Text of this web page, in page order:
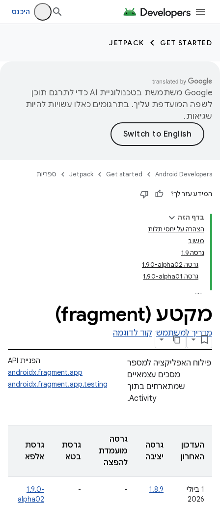
היכנס
GET STARTED
JETPACK
‫Google משתמשת בטכנולוגיית AI כדי לתרגם תוכן
לשפה המועדפת עליך. בתרגומים כאלו עשויות להיות
שגיאות.
Android Developers
Get started
Jetpack ספריות
המידע עזר לך?
בדף הזה
הצהרה על יחסי תלות
משוב
גרסה 1.9
גרסה ‎1.9.0-alpha02
גרסה ‎1.9.0-alpha01
מקטע (fragment)
מדריך למשתמש קוד לדוגמה
הפניית API
androidx.fragment.app
androidx.fragment.app.testing
פילוח האפליקציה למספר
מסכים עצמאיים
שמתארחים בתוך
Activity.
העדכון
האחרון
גרסה
יציבה
גרסה
מועמדת
להפצה
גרסת
בטא
גרסת
אלפא
‫1 ביולי
2026
1.8.9
-
-
‎1.9.0-
alpha02